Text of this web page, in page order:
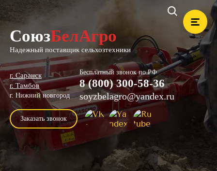
СоюзБелАгро
Надежный поставщик сельхозтехники
г. Саранск
г. Тамбов
г. Нижний новгород
Бесплатный звонок по РФ
8 (800) 300-58-36
soyzbelagro@yandex.ru
Заказать звонок